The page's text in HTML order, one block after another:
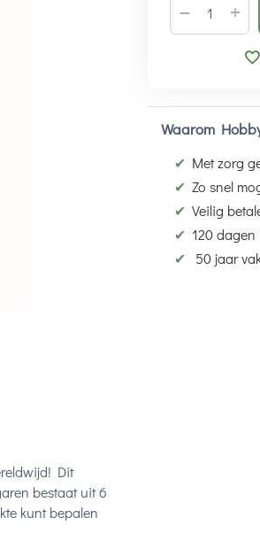
+
−
Waarom
✔ Met zorg
✔ Zo snel
✔ Veilig
✔ 120
✔
50 jaar
Dit
bestaat uit 6
kunt bepalen